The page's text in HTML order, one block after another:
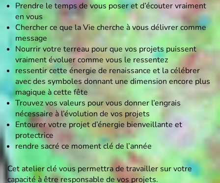
Prendre le temps de vous poser et d’écouter vraiment
en vous
Chercher ce que la Vie cherche à vous délivrer comme
message
Nourrir votre terreau pour que vos projets puissent
vraiment évoluer comme vous le ressentez
ressentir cette énergie de renaissance et la célébrer
avec des symboles donnant une dimension encore plus
magique à cette fête
Trouvez vos valeurs pour vous donner l’engrais
nécessaire à l’évolution de vos projets
Entourer votre projet d’énergie bienveillante et
protectrice
rendre sacré ce moment clé de l’année
Cet atelier clé vous permettra de travailler sur votre
capacité à être responsable de vos projets.